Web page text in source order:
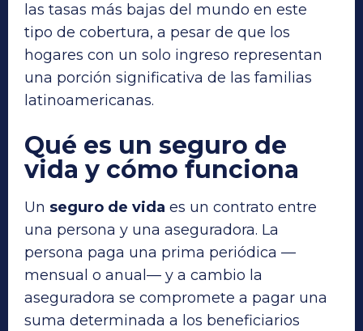
las tasas más bajas del mundo en este
tipo de cobertura, a pesar de que los
hogares con un solo ingreso representan
una porción significativa de las familias
latinoamericanas.
Qué es un seguro de
vida y cómo funciona
Un seguro de vida es un contrato entre
una persona y una aseguradora. La
persona paga una prima periódica —
mensual o anual— y a cambio la
aseguradora se compromete a pagar una
suma determinada a los beneficiarios